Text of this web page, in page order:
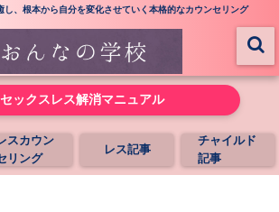
し、根本から自分を変化させていく本格的なカウンセリング
ックスレス解消マニュアル
スカウン
リング
レス記事
チャイルド
記事